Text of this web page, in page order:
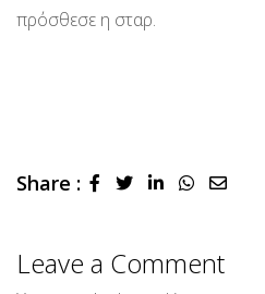
πρόσθεσε η σταρ.
Share : LinkedInWhatsapp
Share
Leave a Comment